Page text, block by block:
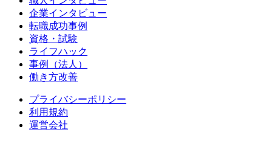
企業インタビュー
転職成功事例
資格・試験
ライフハック
事例（法人）
働き方改善
プライバシーポリシー
利用規約
運営会社